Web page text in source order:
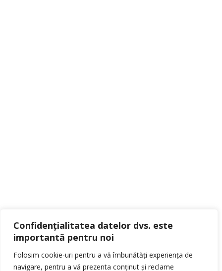
Confidențialitatea datelor dvs. este
importantă pentru noi
Folosim cookie-uri pentru a vă îmbunătăți experiența de
navigare, pentru a vă prezenta conținut și reclame